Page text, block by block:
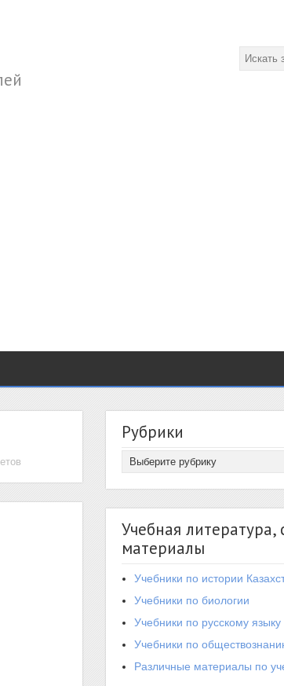
Рубрики
Учебная литература,
материалы
Учебники по истории
Учебники по биологии
Учебники по русскому языку
Учебники по
Различные материалы по